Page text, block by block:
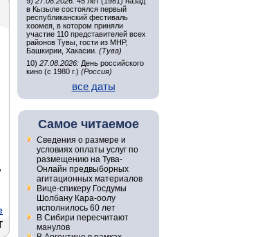
в Кызыле состоялся первый
республиканский фестиваль
хоомея, в котором приняли
участие 110 представителей всех
районов Тувы, гости из МНР,
Башкирии, Хакасии. (Тува)
10) 27.08.2026: День российского
кино (с 1980 г.) (Россия)
все даты
Самое читаемое
Сведения о размере и
условиях оплаты услуг по
размещению на Тува-
Онлайн предвыборных
агитационных материалов
Вице-спикеру Госдумы
Шолбану Кара-оолу
исполнилось 60 лет
В Сибири пересчитают
манулов